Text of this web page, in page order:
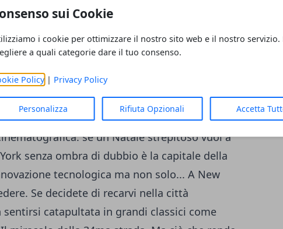
sui Cookie
i cookie per ottimizzare il nostro sito web e il nostro servizio.
a quali categorie dare il tuo consenso.
Policy| Privacy Policy
Personalizza Rifiuta Opzionali Accetta
d'altronde che festa è senza regali e dolci
di Natale
Lucia, soprattutto se vi trovate a Verona il
è quella del mercatino di Norimberga dove,
wustel e i tradizionali craut alla cannella.
se un Natale strepitoso vuoi a
senza ombra di dubbio è la capitale della
tecnologica ma non solo... A New
Se decidete di recarvi nella città
catapultata in grandi classici come